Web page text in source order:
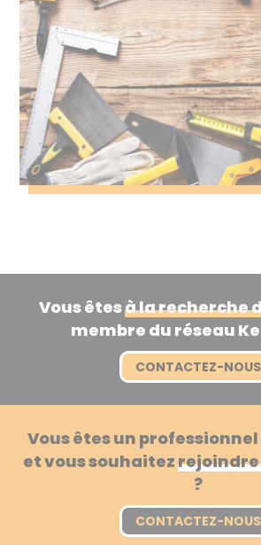
Vous êtesà la recherche
membre du réseau
CONTACTEZ-NOUS
Vous êtes un
et vous souhaitez
?
CONTACTEZ-NOUS